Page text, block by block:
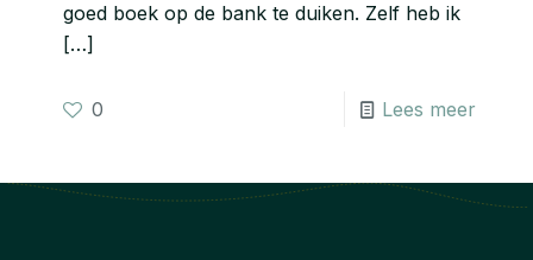
goed boek op de bank te duiken. Zelf heb ik
[…]
0 Lees meer